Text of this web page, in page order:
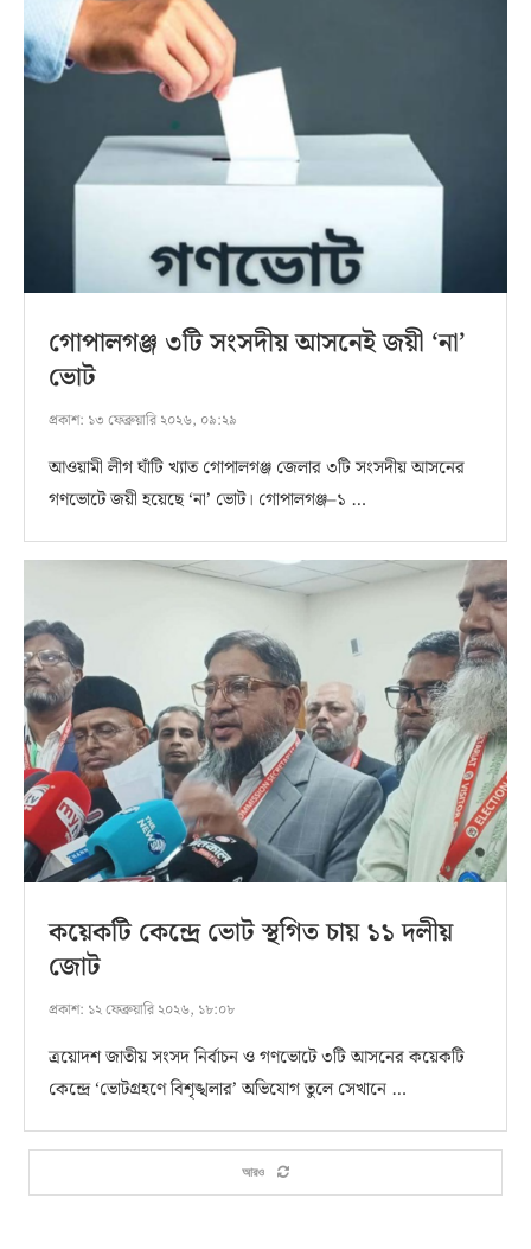
গোপালগঞ্জ ৩টি সংসদীয় আসনেই জয়ী ‘না’
ভোট
প্রকাশ: ১৩ ফেব্রুয়ারি ২০২৬, ০৯:২৯
আওয়ামী লীগ ঘাঁটি খ্যাত গোপালগঞ্জ জেলার ৩টি সংসদীয় আসনের
গণভোটে জয়ী হয়েছে ‘না’ ভোট। গোপালগঞ্জ–১ …
কয়েকটি কেন্দ্রে ভোট স্থগিত চায় ১১ দলীয়
জোট
প্রকাশ: ১২ ফেব্রুয়ারি ২০২৬, ১৮:০৮
ত্রয়োদশ জাতীয় সংসদ নির্বাচন ও গণভোটে ৩টি আসনের কয়েকটি
কেন্দ্রে ‘ভোটগ্রহণে বিশৃঙ্খলার’ অভিযোগ তুলে সেখানে …
আরও